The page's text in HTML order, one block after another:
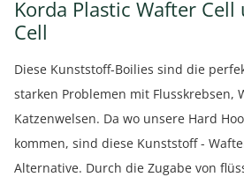
Korda Plastic Wafter Cell
Cell
Diese Kunststoff-Boilies sind die
starken Problemen mit Flusskrebsen,
Katzenwelsen. Da wo unsere Hard
kommen, sind diese Kunststoff -
Alternative. Durch die Zugabe von